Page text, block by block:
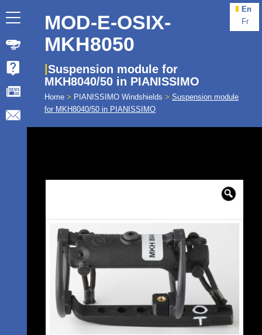
En
Fr
MOD-E-OSIX-
MKH8050
Suspension module for
MKH8040/50 in PIANISSIMO
Home > PIANISSIMO Windshields > Suspension module
for MKH8040/50 in PIANISSIMO